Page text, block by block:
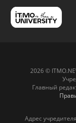
2026 ©
Главный
Адрес